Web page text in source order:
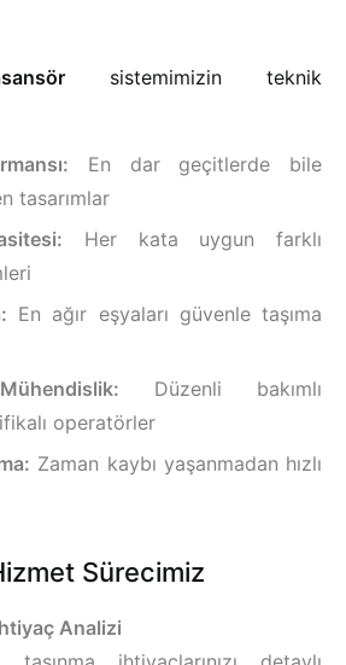
sistemimizin teknik
En dar geçitlerde bile
tasarımlar
Her kata uygun farklı
En ağır eşyaları güvenle taşıma
Düzenli bakımlı
operatörler
Zaman kaybı yaşanmadan hızlı
Sürecimiz
Analizi